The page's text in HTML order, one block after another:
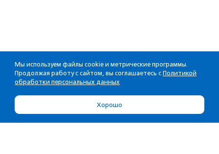
Мы используем файлы cookie и метрические программы.
Продолжая работу с сайтом, вы соглашаетесь с Политикой
обработки персональных данных
Хорошо